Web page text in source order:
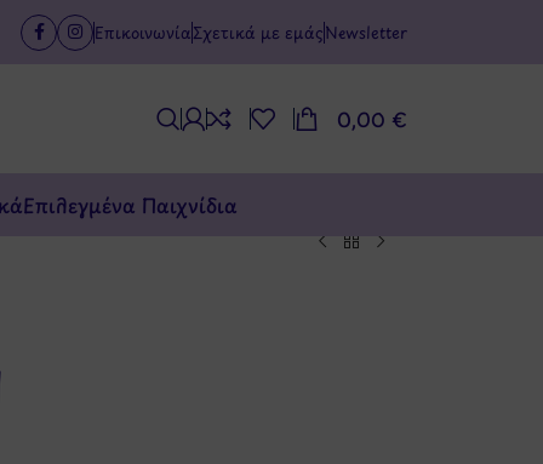
Επικοινωνία Σχετικά με εμάςNewsletter
0,00 €
Επιλεγμένα Παιχνίδια